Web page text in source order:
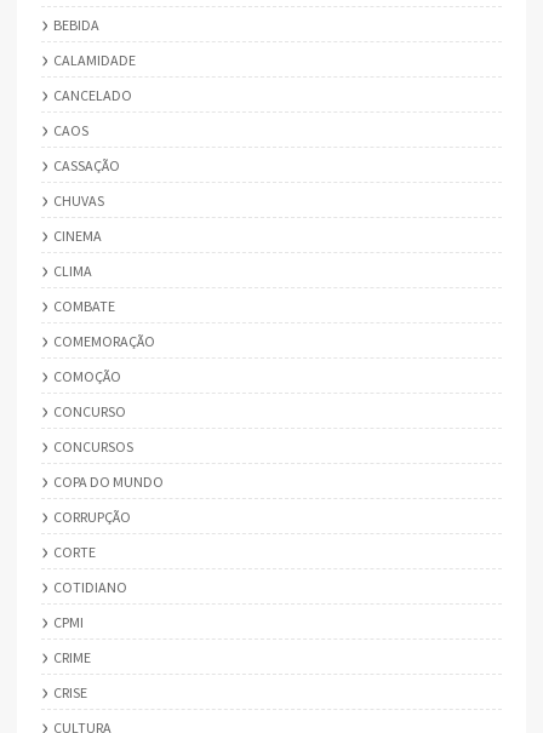
BEBIDA
CALAMIDADE
CANCELADO
CAOS
CASSAÇÃO
CHUVAS
CINEMA
CLIMA
COMBATE
COMEMORAÇÃO
COMOÇÃO
CONCURSO
CONCURSOS
COPA DO MUNDO
CORRUPÇÃO
CORTE
COTIDIANO
CPMI
CRIME
CRISE
CULTURA